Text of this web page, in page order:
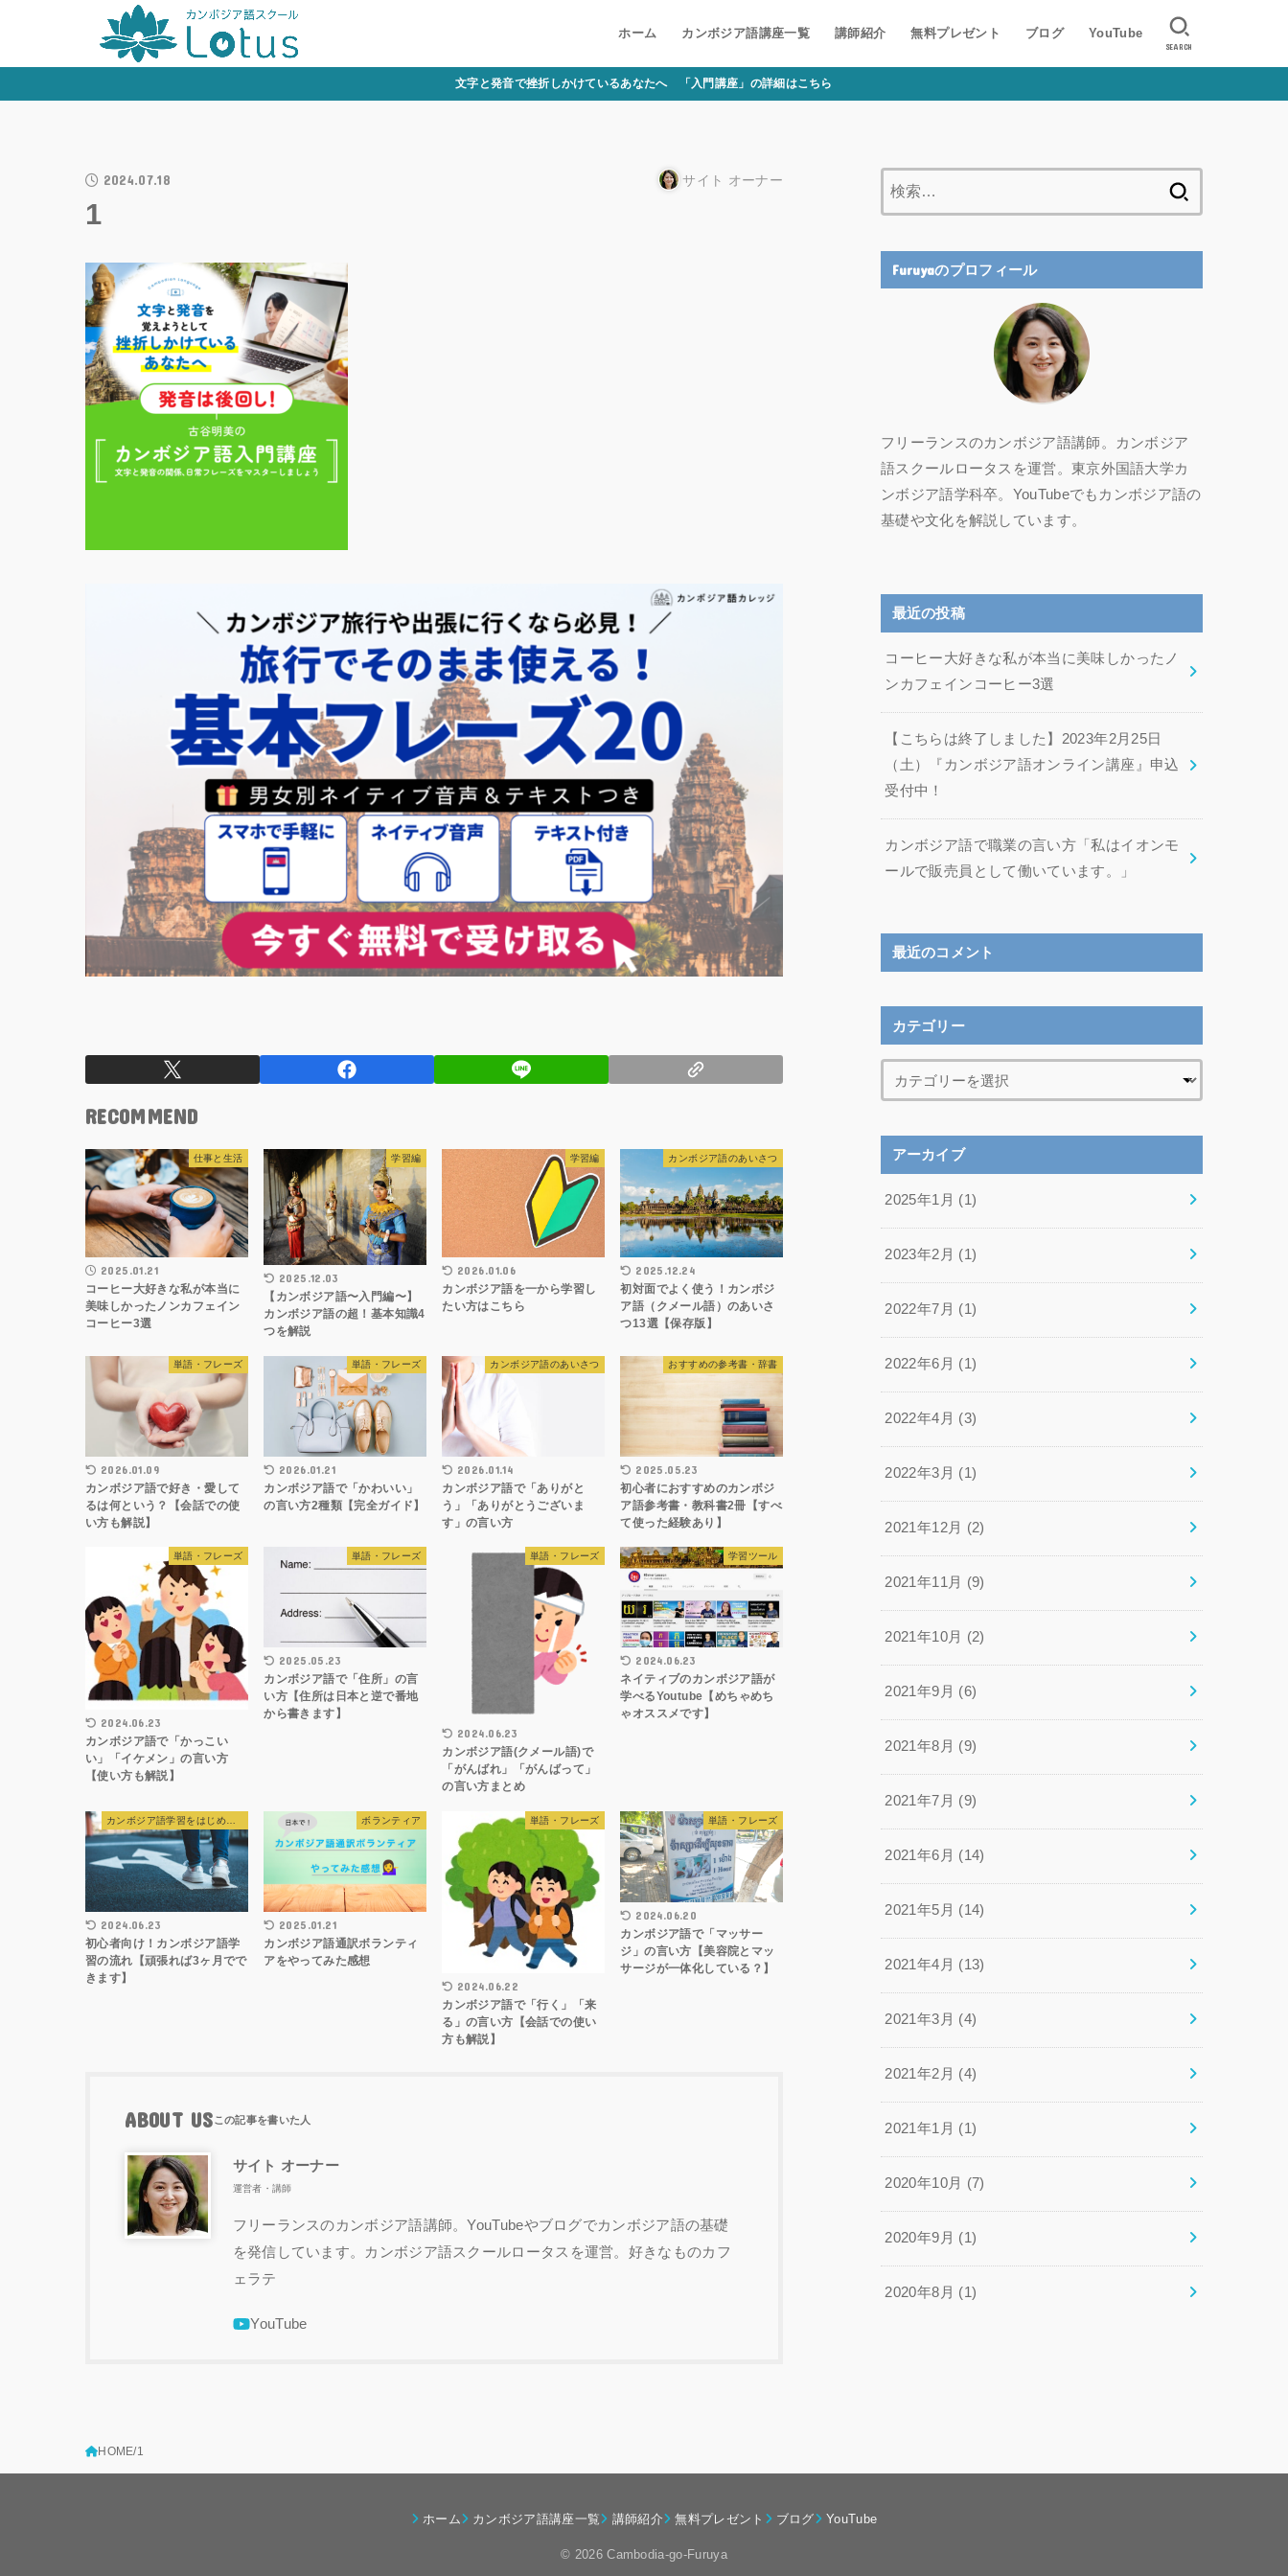
ホーム カンボジア語講座一覧 講師紹介 無料プレゼント ブログ YouTube
SEARCH
文字と発音で挫折しかけているあなたへ 「入門講座」の詳細はこちら
2024.07.18 サイト オーナー
1
RECOMMEND
仕事と生活
2025.01.21
コーヒー大好きな私が本当に
美味しかったノンカフェイン
コーヒー3選
学習編
2025.12.03
【カンボジア語〜入門編〜】
カンボジア語の超！基本知識4
つを解説
学習編
2026.01.06
カンボジア語を一から学習し
たい方はこちら
カンボジア語のあいさつ
2025.12.24
初対面でよく使う！カンボジ
ア語（クメール語）のあいさ
つ13選【保存版】
単語・フレーズ
2026.01.09
カンボジア語で好き・愛して
るは何という？【会話での使
い方も解説】
単語・フレーズ
2026.01.21
カンボジア語で「かわいい」
の言い方2種類【完全ガイド】
カンボジア語のあいさつ
2026.01.14
カンボジア語で「ありがと
う」「ありがとうございま
す」の言い方
おすすめの参考書・辞書
2025.05.23
初心者におすすめのカンボジ
ア語参考書・教科書2冊【すべ
て使った経験あり】
単語・フレーズ
2024.06.23
カンボジア語で「かっこい
い」「イケメン」の言い方
【使い方も解説】
単語・フレーズ
2025.05.23
カンボジア語で「住所」の言
い方【住所は日本と逆で番地
から書きます】
単語・フレーズ
2024.06.23
カンボジア語(クメール語)で
「がんばれ」「がんばって」
の言い方まとめ
学習ツール
2024.06.23
ネイティブのカンボジア語が
学べるYoutube【めちゃめち
ゃオススメです】
カンボジア語学習をはじめる前の準備
2024.06.23
初心者向け！カンボジア語学
習の流れ【頑張れば3ヶ月でで
きます】
ボランティア
2025.01.21
カンボジア語通訳ボランティ
アをやってみた感想
単語・フレーズ
2024.06.22
カンボジア語で「行く」「来
る」の言い方【会話での使い
方も解説】
単語・フレーズ
2024.06.20
カンボジア語で「マッサー
ジ」の言い方【美容院とマッ
サージが一体化している？】
ABOUT US
サイト オーナー
運営者・講師
フリーランスのカンボジア語講師。YouTubeやブログでカンボジア語の基礎
を発信しています。カンボジア語スクールロータスを運営。好きなものカフ
ェラテ
Furuyaのプロフィール
フリーランスのカンボジア語講師。カンボジア
語スクールロータスを運営。東京外国語大学カ
ンボジア語学科卒。YouTubeでもカンボジア語の
基礎や文化を解説しています。
最近の投稿
コーヒー大好きな私が本当に美味しかったノ
ンカフェインコーヒー3選
【こちらは終了しました】2023年2月25日
（土）『カンボジア語オンライン講座』申込
受付中！
カンボジア語で職業の言い方「私はイオンモ
ールで販売員として働いています。」
最近のコメント
カテゴリー
アーカイブ
2025年1月 (1)
2023年2月 (1)
2022年7月 (1)
2022年6月 (1)
2022年4月 (3)
2022年3月 (1)
2021年12月 (2)
2021年11月 (9)
2021年10月 (2)
2021年9月 (6)
2021年8月 (9)
2021年7月 (9)
2021年6月 (14)
2021年5月 (14)
2021年4月 (13)
2021年3月 (4)
2021年2月 (4)
2021年1月 (1)
2020年10月 (7)
2020年9月 (1)
2020年8月 (1)
HOME 1
ホーム カンボジア語講座一覧 講師紹介 無料プレゼント ブログ YouTube
© 2026 Cambodia-go-Furuya